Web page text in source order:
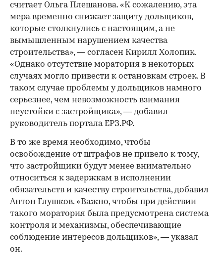
считает Ольга Плешанова. «К сожалению, эта
мера временно снижает защиту дольщиков,
которые столкнулись с настоящим, а не
вымышленным нарушением качества
строительства», — согласен Кирилл Холопик.
«Однако отсутствие моратория в некоторых
случаях могло привести к остановкам строек. В
таком случае проблемы у дольщиков намного
серьезнее, чем невозможность взимания
неустойки с застройщика», — добавил
руководитель портала ЕРЗ.РФ.
В то же время необходимо, чтобы
освобождение от штрафов не привело к тому,
что застройщики будут менее внимательно
относиться к задержкам в исполнении
обязательств и качеству строительства, добавил
Антон Глушков. «Важно, чтобы при действии
такого моратория была предусмотрена система
контроля и механизмы, обеспечивающие
соблюдение интересов дольщиков», — указал
он.